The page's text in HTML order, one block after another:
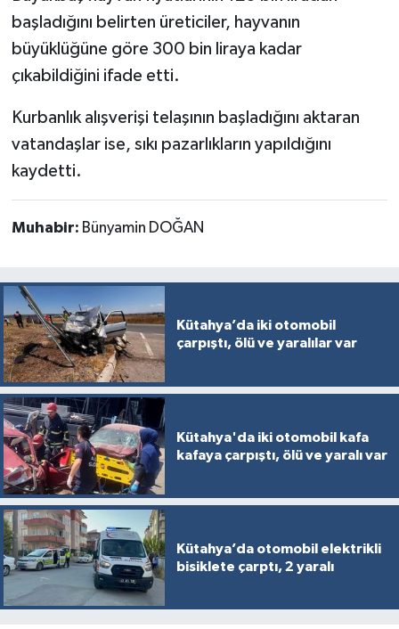
başladığını belirten üreticiler, hayvanın
büyüklüğüne göre 300 bin liraya kadar
çıkabildiğini ifade etti.
Kurbanlık alışverişi telaşının başladığını aktaran
vatandaşlar ise, sıkı pazarlıkların yapıldığını
kaydetti.
Muhabir: Bünyamin DOĞAN
Kütahya’da iki otomobil
çarpıştı, ölü ve yaralılar var
Kütahya'da iki otomobil kafa
kafaya çarpıştı, ölü ve yaralı var
Kütahya’da otomobil elektrikli
bisiklete çarptı, 2 yaralı